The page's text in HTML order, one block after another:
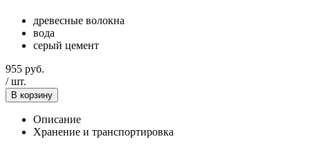
древесные волокна
вода
серый цемент
955 руб.
/шт.
В корзину
Описание
Хранение и транспортировка